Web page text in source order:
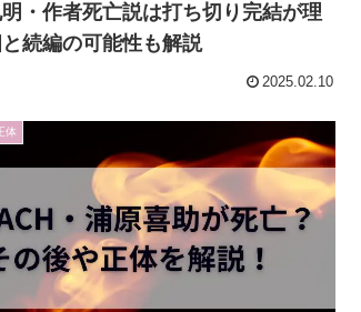
・作者死亡説は打ち切り完結が理
続編の可能性も解説
2025.02.10
体